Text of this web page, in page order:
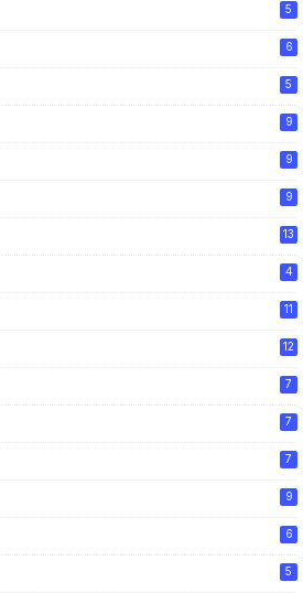
5
6
5
9
9
9
13
4
11
12
7
7
7
9
6
5